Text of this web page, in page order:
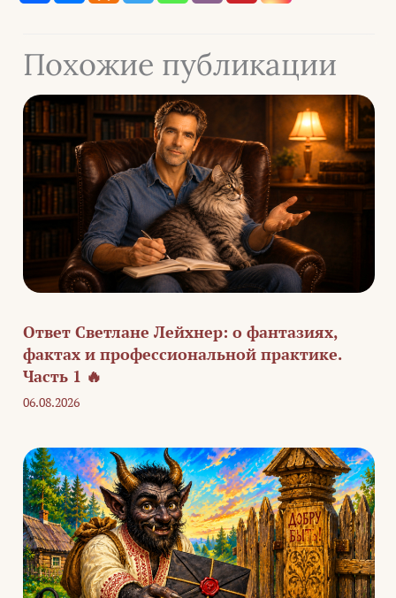
Похожие публикации
Ответ Светлане Лейхнер: о фантазиях,
фактах и профессиональной практике.
Часть 1 🔥
06.08.2026